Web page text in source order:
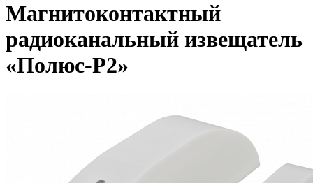
Магнитоконтактный
радиоканальный извещатель
«Полюс-Р2»